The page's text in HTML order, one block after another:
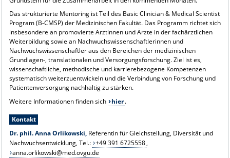
Das strukturierte Mentoring ist Teil des Basic Clinician & Medical Scientist
Program (B-CMSP) der Medizinischen Fakultät. Das Programm richtet sich
insbesondere an promovierte Ärztinnen und Ärzte in der fachärztlichen
Weiterbildung sowie an Nachwuchswissenschaftlerinnen und
Nachwuchswissenschaftler aus den Bereichen der medizinischen
Grundlagen-, translationalen und Versorgungsforschung. Ziel ist es,
wissenschaftliche, methodische und karrierebezogene Kompetenzen
systematisch weiterzuentwickeln und die Verbindung von Forschung und
Patientenversorgung nachhaltig zu stärken.
Weitere Informationen finden sich
hier.
Kontakt
Dr. phil. Anna Orlikowski, Referentin für Gleichstellung, Diversität und
Nachwuchsentwicklung, Tel.: +49 391 6725558,
anna.orlikowski@med.ovgu.de